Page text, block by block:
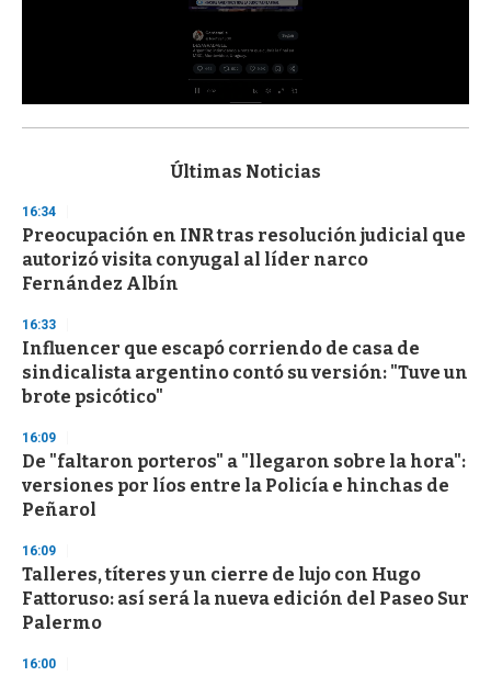
s
d
s
o
f
3
s
e
c
o
n
Últimas Noticias
16:34
Preocupación en INR tras resolución judicial que
autorizó visita conyugal al líder narco
Fernández Albín
16:33
Influencer que escapó corriendo de casa de
sindicalista argentino contó su versión: "Tuve un
brote psicótico"
16:09
De "faltaron porteros" a "llegaron sobre la hora":
versiones por líos entre la Policía e hinchas de
Peñarol
16:09
Talleres, títeres y un cierre de lujo con Hugo
Fattoruso: así será la nueva edición del Paseo Sur
Palermo
16:00